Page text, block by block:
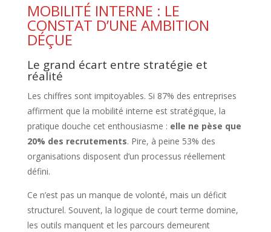
MOBILITÉ INTERNE : LE
CONSTAT D’UNE AMBITION
DÉÇUE
Le grand écart entre stratégie et
réalité
Les chiffres sont impitoyables. Si 87% des entreprises
affirment que la mobilité interne est stratégique, la
pratique douche cet enthousiasme : elle ne pèse que
20% des recrutements. Pire, à peine 53% des
organisations disposent d’un processus réellement
défini.
Ce n’est pas un manque de volonté, mais un déficit
structurel. Souvent, la logique de court terme domine,
les outils manquent et les parcours demeurent